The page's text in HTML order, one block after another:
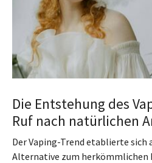
Die Entstehung des
Ruf nach natürlichen
Der Vaping-Trend etablierte sich
Alternative zum herkömmlichen